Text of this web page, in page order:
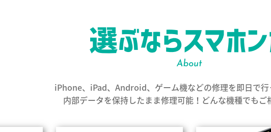
iPhone、iPad、Android、ゲーム機などの修理を即日で行
内部データを保持したまま修理可能！どんな機種でもご